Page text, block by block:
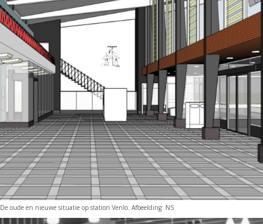
De oude en nieuwe situatie op station Venlo. Afbeelding: NS